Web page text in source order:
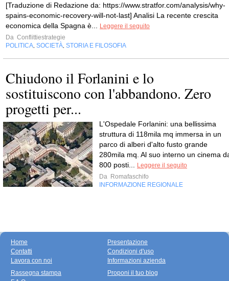
[Traduzione di Redazione da: https://www.stratfor.com/analysis/why-
spains-economic-recovery-will-not-last] Analisi La recente crescita
economica della Spagna è...
Leggere il seguito
Da Conflittiestrategie
POLITICA SOCIETÀ STORIA E FILOSOFIA
Chiudono il Forlanini e lo
sostituiscono con l'abbandono. Zero
progetti per...
L'Ospedale Forlanini: una bellissima
struttura di 118mila mq immersa in un
parco di alberi d'alto fusto grande
280mila mq. Al suo interno un cinema
800 posti...
Leggere il seguito
Da Romafaschifo
INFORMAZIONE REGIONALE
Home
Contatti
Lavora con noi
Presentazione
Condizioni d'uso
Informazioni azienda
Rassegna stampa
Proponi il tuo blog